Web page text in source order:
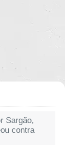
Sargão,
contra